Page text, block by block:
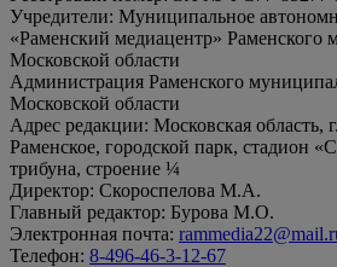
Учредители: Муниципальное
«Раменский медиацентр» Раменского
Московской области
Администрация Раменского
Московской области
Адрес редакции: Московская область, г.
Раменское, городской парк, стадион
трибуна, строение ¼
Директор: Скороспелова М.А.
Главный редактор: Бурова М.О.
Электронная почта:
Телефон: 8-496-46-3-12-67